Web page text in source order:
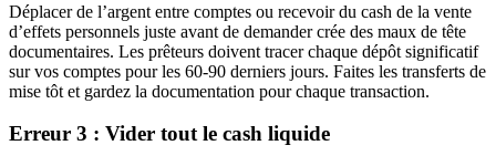
Déplacer de l’argent entre comptes ou recevoir du cash de la vente
d’effets personnels juste avant de demander crée des maux de tête
documentaires. Les prêteurs doivent tracer chaque dépôt significatif
sur vos comptes pour les 60-90 derniers jours. Faites les transferts de
mise tôt et gardez la documentation pour chaque transaction.
Erreur 3 : Vider tout le cash liquide